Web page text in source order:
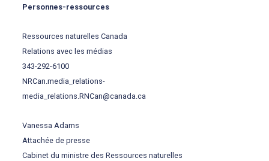
Personnes-ressources
Ressources naturelles Canada
Relations avec les médias
343-292-6100
NRCan.media_relations-
media_relations.RNCan@canada.ca
Vanessa Adams
Attachée de presse
Cabinet du ministre des Ressources naturelles